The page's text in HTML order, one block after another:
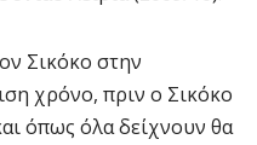
Σικόκο στην
χρόνο, πριν ο Σικόκο
όπως όλα δείχνουν θα